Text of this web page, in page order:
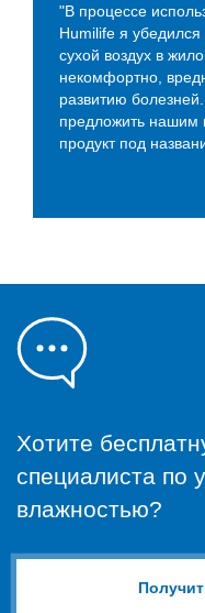
"В процессе
Humilife я
сухой воздух в
некомфортно,
развитию
предложить нашим
продукт под
Хотите
специалиста по
влажностью?